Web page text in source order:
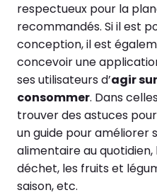
respectueux pour la
recommandés. Si il est
conception, il est
concevoir une
ses utilisateurs d’agir
consommer. Dans
trouver des astuces
un guide pour améliorer
alimentaire au
déchet, les fruits et
saison, etc.